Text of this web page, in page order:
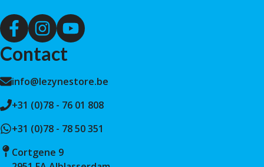
Contact
info@lezynestore.be
+31 (0)78 - 76 01 808
+31 (0)78 - 78 50 351
Cortgene 9